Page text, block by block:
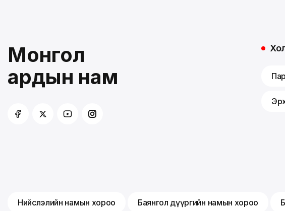
Монгол
ардын нам
Нийслэлийн намын хороо Баянгол дүүргийн намын хороо